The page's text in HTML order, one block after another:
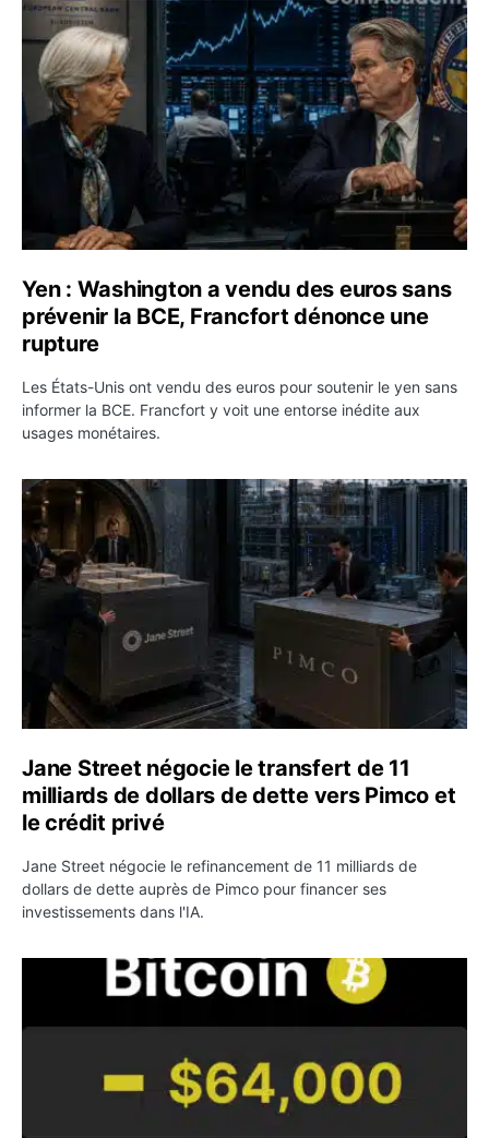
Yen : Washington a vendu des euros sans prévenir la
Yen : Washington a vendu des euros sans
prévenir la BCE, Francfort dénonce une
rupture
Les États-Unis ont vendu des euros pour soutenir le yen sans
informer la BCE. Francfort y voit une entorse inédite aux
usages monétaires.
Jane Street négocie le transfert de 11 milliards de
Jane Street négocie le transfert de 11
milliards de dollars de dette vers Pimco et
le crédit privé
Jane Street négocie le refinancement de 11 milliards de
dollars de dette auprès de Pimco pour financer ses
investissements dans l'IA.
Bitcoin stagne à 64 000 dollars pendant que les